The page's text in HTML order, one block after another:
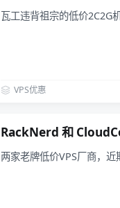
瓦工违背祖宗的低价2C2G
VPS优惠
RackNerd 和
两家老牌低价VPS厂商，近